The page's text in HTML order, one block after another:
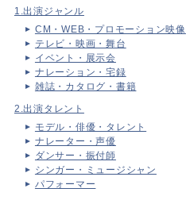
1.出演ジャンル
CM・WEB・プロモーション映像
テレビ・映画・舞台
イベント・展示会
ナレーション・宅録
雑誌・カタログ・書籍
2.出演タレント
モデル・俳優・タレント
ナレーター・声優
ダンサー・振付師
シンガー・ミュージシャン
パフォーマー